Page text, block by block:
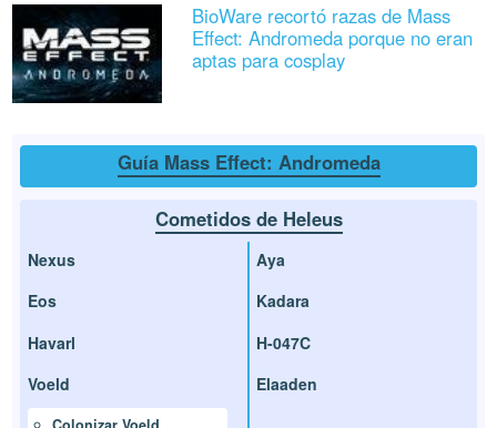
BioWare recortó razas de Mass
Effect: Andromeda porque no eran
aptas para cosplay
Guía Mass Effect: Andromeda
Cometidos de Heleus
Nexus
Eos
Havarl
Voeld
Aya
Kadara
H-047C
Elaaden